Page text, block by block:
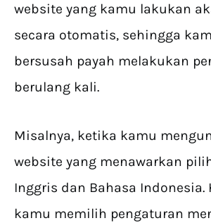
website yang kamu lakukan
secara otomatis, sehingga
bersusah payah melakukan
berulang kali.
Misalnya, ketika kamu
website yang menawarkan
Inggris dan Bahasa Indonesia.
kamu memilih pengaturan